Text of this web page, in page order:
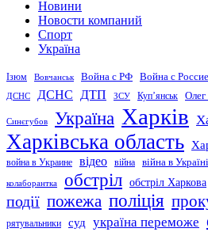
Новини
Новости компаний
Спорт
Україна
Ізюм Вовчанськ Война с РФ Война с
ДСНС ДСНС ДТП ЗСУ Купʼянськ
Синєгубов Україна Харків
Харківська область
война в Украине відео війна війна в Україні
колаборантка обстріл обстріл Харкова
події пожежа поліція
рятувальники
суд україна переможе